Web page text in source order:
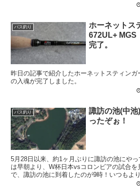
バス釣り
ホーネットス
672UL+
完了。
昨日の記事で紹介したホーネットスティンガ
の入魂が完了しました。
バス釣り
諏訪の池(中
ったぞぉ！
5月28日以来、約1ヶ月ぶりに諏訪の池にや
は早朝より、W杯日本vsコロンビアの試合
で、諏訪の池に到着したのが9時！いつもよ